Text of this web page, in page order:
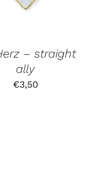
– straight
ally
€3,50